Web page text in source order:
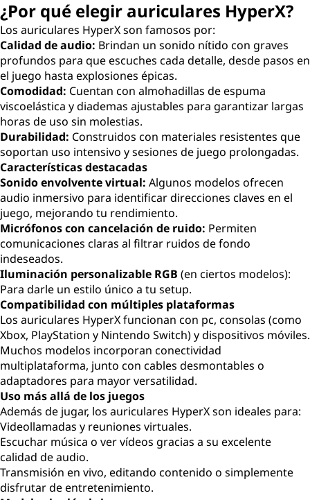
¿Por qué elegir auriculares HyperX?
Los auriculares HyperX son famosos por:
Calidad de audio: Brindan un sonido nítido con graves
profundos para que escuches cada detalle, desde pasos en
el juego hasta explosiones épicas.
Comodidad: Cuentan con almohadillas de espuma
viscoelástica y diademas ajustables para garantizar largas
horas de uso sin molestias.
Durabilidad: Construidos con materiales resistentes que
soportan uso intensivo y sesiones de juego prolongadas.
Características destacadas
Sonido envolvente virtual: Algunos modelos ofrecen
audio inmersivo para identificar direcciones claves en el
juego, mejorando tu rendimiento.
Micrófonos con cancelación de ruido: Permiten
comunicaciones claras al filtrar ruidos de fondo
indeseados.
Iluminación personalizable RGB (en ciertos modelos):
Para darle un estilo único a tu setup.
Compatibilidad con múltiples plataformas
Los auriculares HyperX funcionan con pc, consolas (como
Xbox, PlayStation y Nintendo Switch) y dispositivos móviles.
Muchos modelos incorporan conectividad
multiplataforma, junto con cables desmontables o
adaptadores para mayor versatilidad.
Uso más allá de los juegos
Además de jugar, los auriculares HyperX son ideales para:
Videollamadas y reuniones virtuales.
Escuchar música o ver vídeos gracias a su excelente
calidad de audio.
Transmisión en vivo, editando contenido o simplemente
disfrutar de entretenimiento.